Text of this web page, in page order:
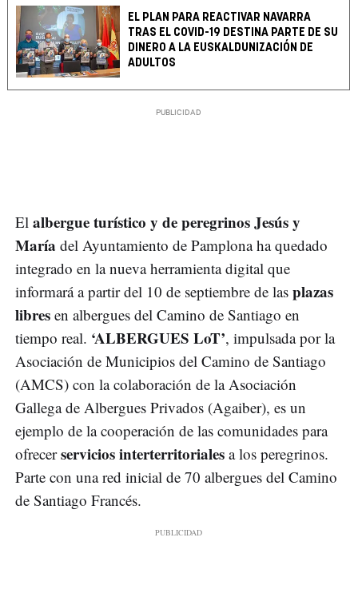
EL PLAN PARA REACTIVAR NAVARRA
TRAS EL COVID-19 DESTINA PARTE DE SU
DINERO A LA EUSKALDUNIZACIÓN DE
ADULTOS
El albergue turístico y de peregrinos Jesús y
María del Ayuntamiento de Pamplona ha quedado
integrado en la nueva herramienta digital que
informará a partir del 10 de septiembre de las plazas
libres en albergues del Camino de Santiago en
tiempo real. ‘ALBERGUES LoT’, impulsada por la
Asociación de Municipios del Camino de Santiago
(AMCS) con la colaboración de la Asociación
Gallega de Albergues Privados (Agaiber), es un
ejemplo de la cooperación de las comunidades para
ofrecerservicios interterritoriales a los peregrinos.
Parte con una red inicial de 70 albergues del Camino
de Santiago Francés.